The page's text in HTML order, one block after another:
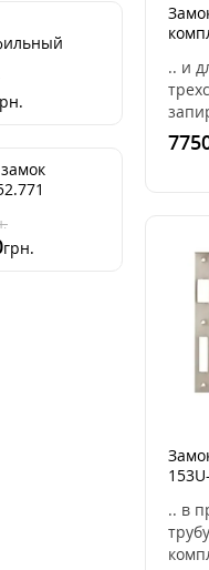
грн.
.. и
.. в